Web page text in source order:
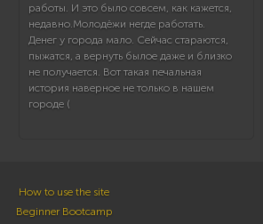
работы. И это было совсем, как кажется,
недавно.Молодёжи негде работать.
Денег у города мало. Сейчас стараются,
пыжатся, а вернуть былое даже и близко
не получается. Вот такая печальная
история наверное не только в нашем
городе (
How to use the site
Beginner Bootcamp